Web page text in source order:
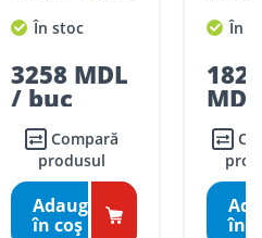
SUNRISE
În stoc
3258 MDL
/ buc
produsul
Adaugă
în coş
380V
În
buc
în